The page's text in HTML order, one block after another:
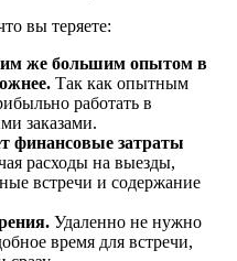
вы теряете:
же большим опытом в
Так как опытным
работать в
заказами.
финансовые затраты
расходы на выезды,
встречи и содержание
Удаленно не нужно
время для встречи,